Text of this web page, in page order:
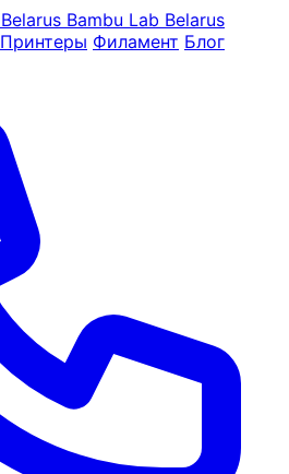
Bambu Lab Belarus
Принтеры Филамент Блог